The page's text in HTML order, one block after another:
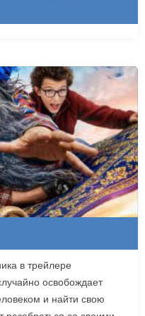
в трейлере
освобождает
и найти свою